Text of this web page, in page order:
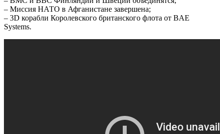
– Миссия НАТО в Афганистане завершена;
– 3D корабли Королевского британского флота от BAE
Systems.